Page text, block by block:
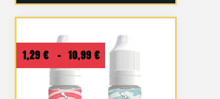
1,29 € – 10,99 €
Plage
de
prix :